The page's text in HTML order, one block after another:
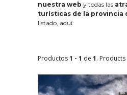
nuestra web y todas las
turísticas de la provincia
listado, aquí:
Productos1 - 1 de 1.